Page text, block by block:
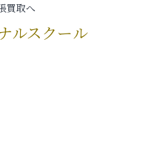
買取へ
ルスクール